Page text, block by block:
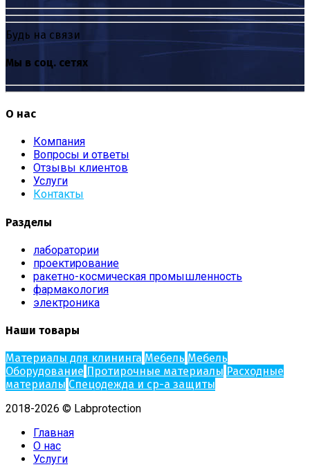
Будь на связи
Мы в соц. сетях
О нас
Компания
Вопросы и ответы
Отзывы клиентов
Услуги
Контакты
Разделы
лаборатории
проектирование
ракетно-космическая промышленность
фармакология
электроника
Наши товары
Материалы для клининга Мебель Мебель
Оборудование Протирочные материалы Расходные
материалы Спецодежда и ср-а защиты
2018-2026 © Labprotection
Главная
О нас
Услуги